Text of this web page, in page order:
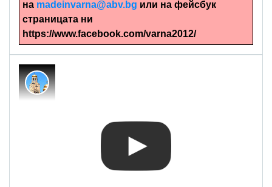
на madeinvarna@abv.bg или на фейсбук
страницата ни
https://www.facebook.com/varna2012/